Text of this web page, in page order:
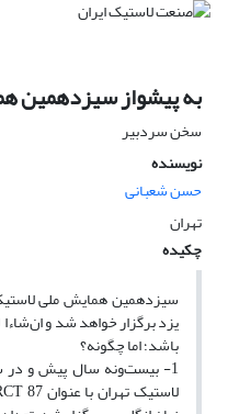
به پیشواز سیزدهمین
سخن سردبیر
نویسنده
حسن شعبانی
تهران
چکیده
سیزدهمین همایش ملی
یزد برگزار خواهد شد و
باشد؛ اما چگونه؟